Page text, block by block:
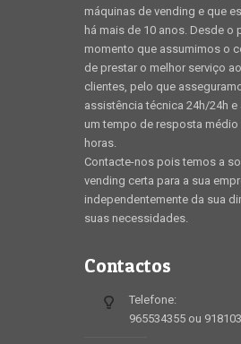
máquinas de vending e que
há mais de 10 anos. Desde o
momento que assumimos o
de prestar o melhor serviço
clientes, pelo que
assistência técnica 24h/24h
um tempo de resposta médio
horas.
Contacte-nos pois temos a
vending certa para a sua
independentemente da sua
suas necessidades.
Contactos
Telefone:
965534355 ou